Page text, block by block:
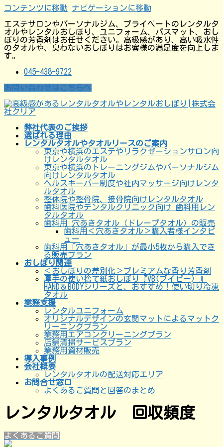
コンテンツに移動 ナビゲーションに移動
エステサロンやパーソナルジム、プライベートのレンタルタ
オルやレンタルおしぼり、ユニフォーム、バスマット、おし
ぼりの芳香剤はお任せください。高級感があり、高い吸水性
のタオルや、臭わないおしぼりはお客様の満足度を向上しま
す。
045-438-9722
お問い合わせはこちらへ
弊社代表のご挨拶
選ばれる理由
レンタルタオルやタオルリースのご案内
東京や横浜のエステやリラクゼーションサロン向
けレンタルタオル
東京や横浜のトレーニングジムやパーソナルジム
向けレンタルタオル
ヘルスキーパー制度や社内マッサージ向けレンタ
ルタオル
整体院や整骨院、接骨院向けレンタルタオル
歯科医院やデンタルクリニック向け 歯科用レン
タルタオル
歯科用 穴あきタオル（ドレープタオル）の販売
歯科用＜穴あきタオル＞購入者様インタビ
ュー
歯科用「穴あきタオル」が最小5枚から購入でき
る販売プラン
おしぼり関連
＜おしぼりの差別化＞プレミアムな香り芳香剤
厚手の使い捨て紙おしぼり『VB(ブイビー) 』
HAND＆BODYシリーズと、おすすめ！使い切り冷凍
タオル
業務支援
レンタルユニフォーム
オリジナルデザインの玄関マットによるマットク
リーニングプラン
業務用エアコンクリーニングプラン
店舗清掃サービスプラン
業務用資材販売
導入事例
会社概要
レンタルタオルの配送対応エリア
お問合せ窓口
よくあるご質問と回答のまとめ
レンタルタオル 回収頻度
よくあるご質問